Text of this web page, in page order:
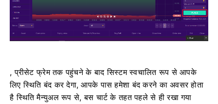
, प्रीसेट फ्रेम तक पहुंचने के बाद सिस्टम स्वचालित रूप से आपके
लिए स्थिति बंद कर देगा, आपके पास हमेशा बंद करने का अवसर होता
है स्थिति मैन्युअल रूप से, बस चार्ट के तहत पहले से ही रखा गया